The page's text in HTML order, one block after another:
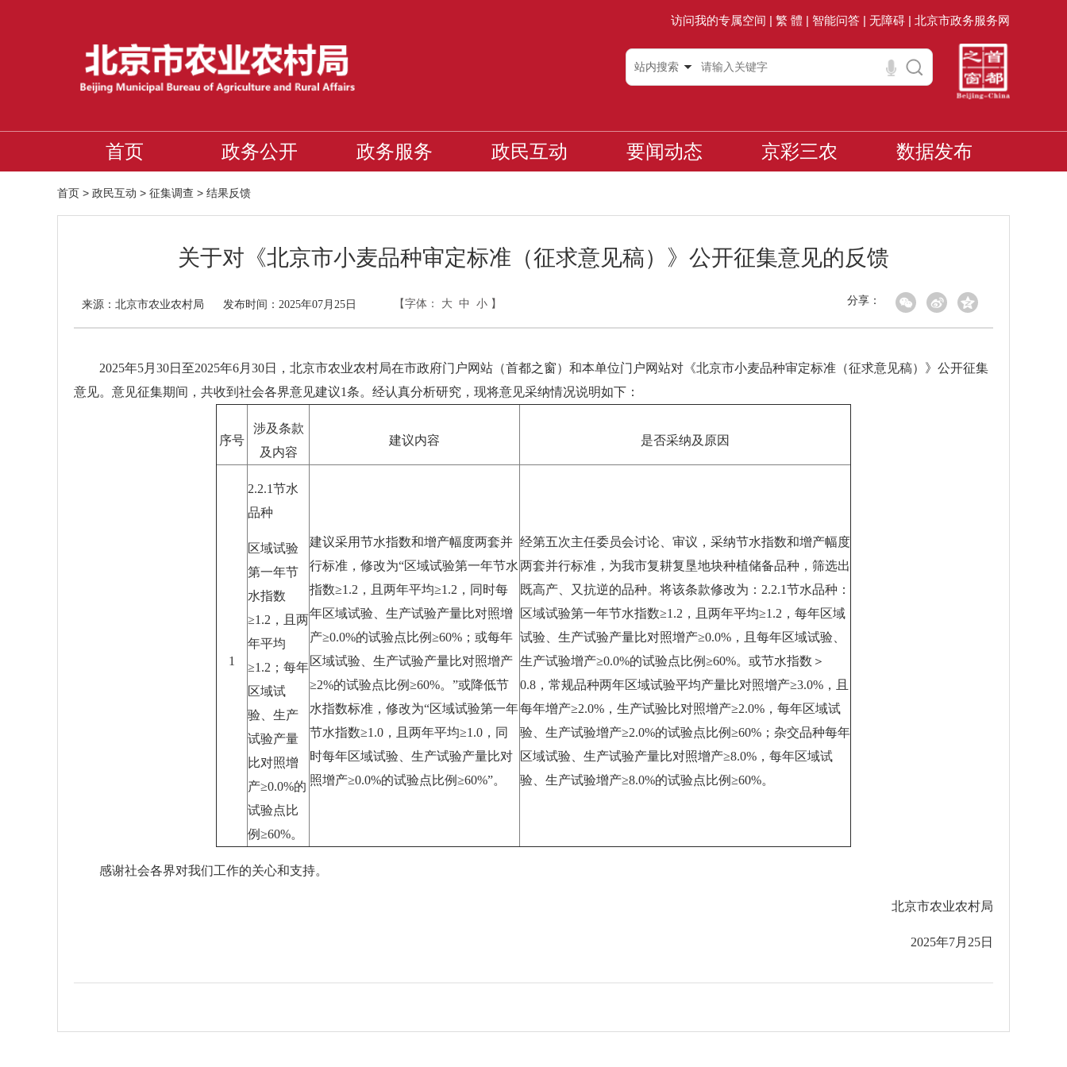
访问我的专属空间 | 繁 體 | 智能问答 | 无障碍 | 北京市政务服务网
站内搜索
首页 政务公开 政务服务 政民互动 要闻动态 京彩三农 数据发布
首页 > 政民互动 > 征集调查 > 结果反馈
关于对《北京市小麦品种审定标准（征求意见稿）》公开征集意见的反馈
来源： 北京市农业农村局 发布时间：2025年07月25日 【字体： 大 中 小 】 分享：
2025年5月30日至2025年6月30日，北京市农业农村局在市政府门户网站（首都之窗）和本单位门户网站对《北京市小麦品种审定标准（征求意见稿）》公开征集
意见。意见征集期间，共收到社会各界意见建议1条。经认真分析研究，现将意见采纳情况说明如下：
序号
涉及条款
及内容
建议内容 是否采纳及原因
1
2.2.1节水
品种
区域试验
第一年节
水指数
≥1.2，且两
年平均
≥1.2；每年
区域试
验、生产
试验产量
比对照增
产≥0.0%的
试验点比
例≥60%。
建议采用节水指数和增产幅度两套并
行标准，修改为“区域试验第一年节水
指数≥1.2，且两年平均≥1.2，同时每
年区域试验、生产试验产量比对照增
产≥0.0%的试验点比例≥60%；或每年
区域试验、生产试验产量比对照增产
≥2%的试验点比例≥60%。”或降低节
水指数标准，修改为“区域试验第一年
节水指数≥1.0，且两年平均≥1.0，同
时每年区域试验、生产试验产量比对
照增产≥0.0%的试验点比例≥60%”。
经第五次主任委员会讨论、审议，采纳节水指数和增产幅度
两套并行标准，为我市复耕复垦地块种植储备品种，筛选出
既高产、又抗逆的品种。将该条款修改为：2.2.1节水品种：
区域试验第一年节水指数≥1.2，且两年平均≥1.2，每年区域
试验、生产试验产量比对照增产≥0.0%，且每年区域试验、
生产试验增产≥0.0%的试验点比例≥60%。或节水指数＞
0.8，常规品种两年区域试验平均产量比对照增产≥3.0%，且
每年增产≥2.0%，生产试验比对照增产≥2.0%，每年区域试
验、生产试验增产≥2.0%的试验点比例≥60%；杂交品种每年
区域试验、生产试验产量比对照增产≥8.0%，每年区域试
验、生产试验增产≥8.0%的试验点比例≥60%。
感谢社会各界对我们工作的关心和支持。
北京市农业农村局
2025年7月25日